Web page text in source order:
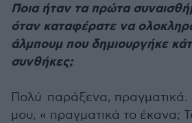
Ποια ήταν τα πρώτα
όταν καταφέρατε να
άλμπουμ που δημιουργήκε
συνθήκες;
Πολύ παράξενα, πραγματικά.
μου, « πραγματικά το έκανα;